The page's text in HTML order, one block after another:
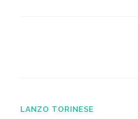
LANZO TORINESE